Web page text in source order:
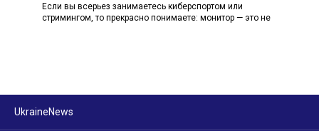
Если вы всерьез занимаетесь киберспортом или
стримингом, то прекрасно понимаете: монитор — это не
UkraineNews